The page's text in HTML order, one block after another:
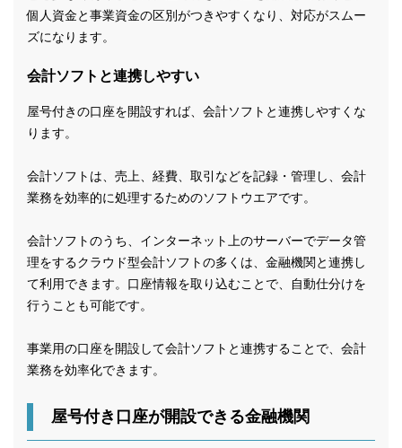
個人資金と事業資金の区別がつきやすくなり、対応がスムー
ズになります。
会計ソフトと連携しやすい
屋号付きの口座を開設すれば、会計ソフトと連携しやすくな
ります。
会計ソフトは、売上、経費、取引などを記録・管理し、会計
業務を効率的に処理するためのソフトウエアです。
会計ソフトのうち、インターネット上のサーバーでデータ管
理をするクラウド型会計ソフトの多くは、金融機関と連携し
て利用できます。口座情報を取り込むことで、自動仕分けを
行うことも可能です。
事業用の口座を開設して会計ソフトと連携することで、会計
業務を効率化できます。
屋号付き口座が開設できる金融機関